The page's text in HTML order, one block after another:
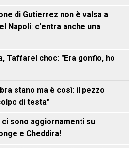
di Gutierrez non è valsa a
Napoli: c'entra anche una
Taffarel choc: "Era gonfio, ho
stano ma è così: il pezzo
di testa"
ci sono aggiornamenti su
e Cheddira!